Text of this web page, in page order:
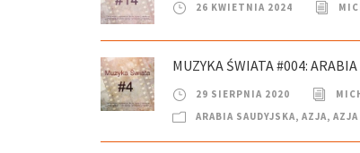
26 KWIETNIA 2024
MUZYKA ŚWIATA #004: ARABIA
29 SIERPNIA 2020
ARABIA SAUDYJSKA, AZJA,